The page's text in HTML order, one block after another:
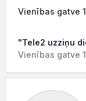
Vienības gatve
"Tele2 uzziņu
Vienības gatve